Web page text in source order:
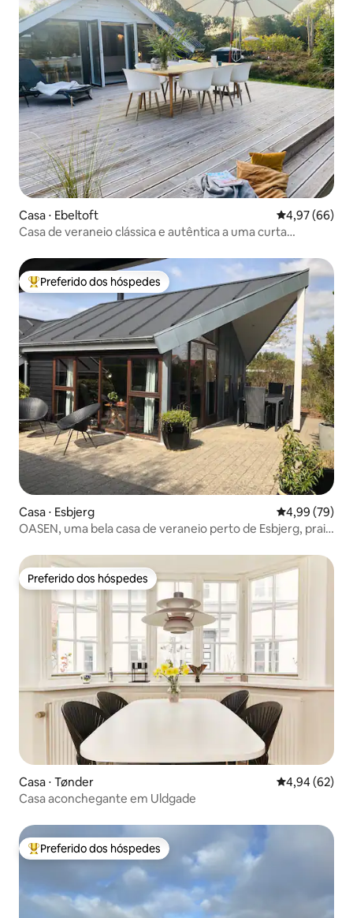
Casa ⋅ Ebeltoft 4,97 de uma
4,97 (66)
Casa de veraneio clássica e autêntica a uma curta
Entre os melhores preferidos dos hóspedes
Preferido dos hóspedes
Casa ⋅ Esbjerg 4,99 de uma
4,99 (79)
OASEN, uma bela casa de veraneio perto de Esbjerg, praia
Preferido dos hóspedes
Preferido dos hóspedes
Casa ⋅ Tønder 4,94 de uma
4,94 (62)
Casa aconchegante em Uldgade
Entre os melhores preferidos dos hóspedes
Preferido dos hóspedes